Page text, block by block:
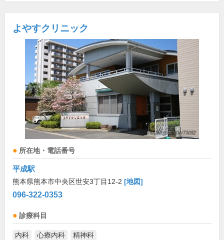
よやすクリニック
所在地・電話番号
平成駅
熊本県熊本市中央区世安3丁目12-2 [地図]
096-322-0353
診療科目
内科 心療内科 精神科